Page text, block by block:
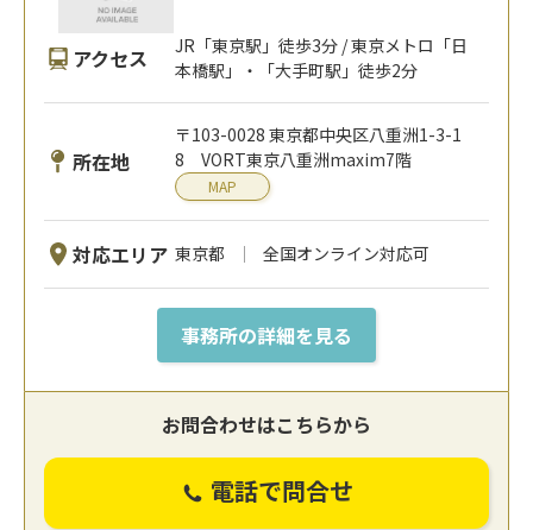
アクセス
JR「東京駅」徒歩3分 / 東京メトロ「日
本橋駅」・「大手町駅」徒歩2分
所在地
〒103-0028 東京都中央区八重洲1-3-1
8 VORT東京八重洲maxim7階
MAP
対応エリア 東京都 全国オンライン対応可
事務所の詳細を見る
お問合わせはこちらから
電話で問合せ